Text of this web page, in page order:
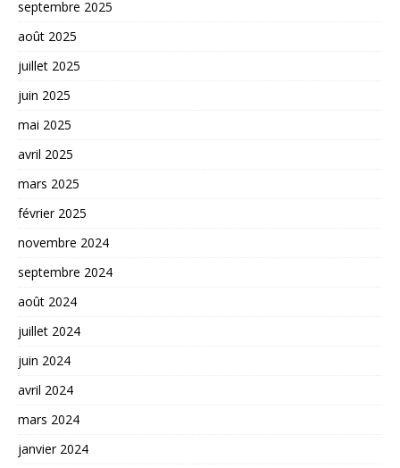
septembre 2025
août 2025
juillet 2025
juin 2025
mai 2025
avril 2025
mars 2025
février 2025
novembre 2024
septembre 2024
août 2024
juillet 2024
juin 2024
avril 2024
mars 2024
janvier 2024